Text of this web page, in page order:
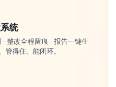
统
整改全程留痕 · 报告一键生
管得住、能闭环。